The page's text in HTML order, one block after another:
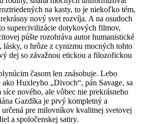
na kasty, to je niekoľko tém,
nový svet rozvíja. A na osudoch
supercivilizácie dotykových filmov,
púšte rozohráva autor humanistické
lásky, o hrôze z cynizmu mocných tohto
dej so závažnou etickou a filozofickou
časom len znásobuje. Lebo
Huxleyho „Divoch“, pán Savage, sa
nového, ale vôbec nie prekrásneho
Gazdíka je prvý kompletný a
pre milovníkov kvalitnej svetovej
a spoločenskej satiry.